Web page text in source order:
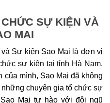
SỰ KIỆN VÀ
MAI
Sự kiện Sao Mai là đơn vị
sự kiện tại tỉnh Hà Nam.
của mình, Sao Mai đã không
chuyên gia tổ chức sự
Mai tự hào với đội ngũ